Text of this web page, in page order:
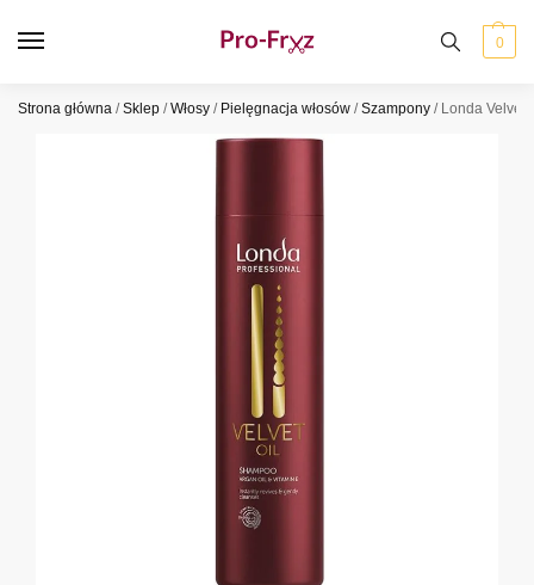
0
Strona główna /Sklep /Włosy / Pielęgnacja włosów /Szampony / Londa Velvet